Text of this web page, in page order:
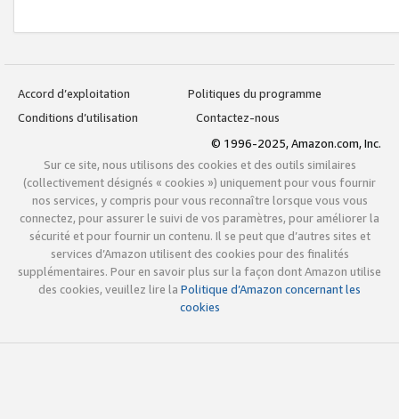
Accord d’exploitation
Politiques du programme
Conditions d’utilisation
Contactez-nous
© 1996-2025, Amazon.com, Inc.
Sur ce site, nous utilisons des cookies et des outils similaires
(collectivement désignés « cookies ») uniquement pour vous fournir
nos services, y compris pour vous reconnaître lorsque vous vous
connectez, pour assurer le suivi de vos paramètres, pour améliorer la
sécurité et pour fournir un contenu. Il se peut que d’autres sites et
services d’Amazon utilisent des cookies pour des finalités
supplémentaires. Pour en savoir plus sur la façon dont Amazon utilise
des cookies, veuillez lire la Politique d’Amazon concernant les
cookies